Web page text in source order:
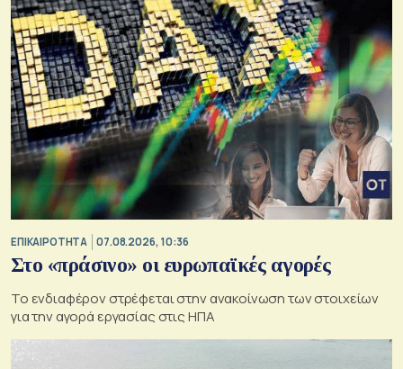
ΕΠΙΚΑΙΡΟΤΗΤΑ 07.08.2026, 10:36
Στο «πράσινο» οι ευρωπαϊκές αγορές
Το ενδιαφέρον στρέφεται στην ανακοίνωση των στοιχείων
για την αγορά εργασίας στις ΗΠΑ